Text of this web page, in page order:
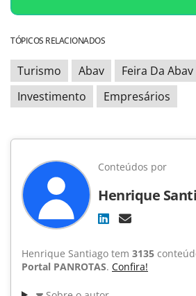
TÓPICOS RELACIONADOS
Turismo Abav Feira Da Abav
Investimento
Empresários
Conteúdos por
Henrique
Henrique Santiago tem 3135
Portal PANROTAS. Confira!